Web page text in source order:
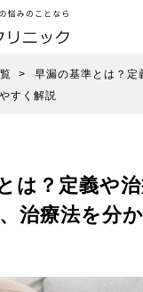
>
早漏の基準とは？定
すく解説
は？定義や
治療法を分